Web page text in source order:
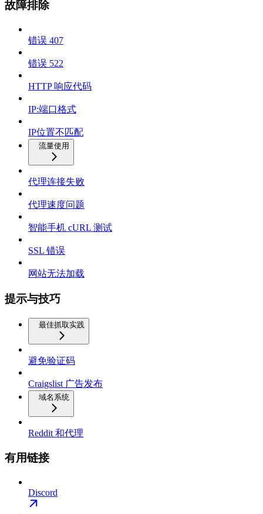
故障排除
错误 407
错误 522
HTTP 响应代码
IP:端口格式
IP位置不匹配
流量使用
代理连接失败
代理速度问题
智能手机 cURL 测试
SSL 错误
网站无法加载
提示与技巧
最佳抓取实践
避免验证码
Craigslist 广告发布
域名系统
Reddit 和代理
有用链接
Discord